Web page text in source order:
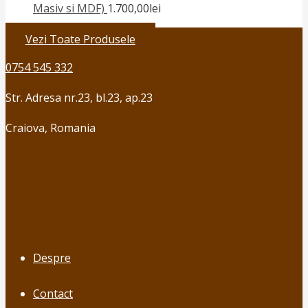
Masiv si MDF) 1.700,00lei
Vezi Toate Produsele
0754 545 332
Str. Adresa nr.23, bl.23, ap.23
Craiova, Romania
Despre
Contact